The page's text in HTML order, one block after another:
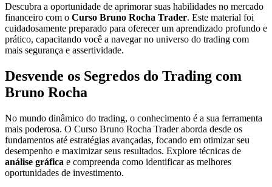
Descubra a oportunidade de aprimorar suas habilidades no mercado
financeiro com o Curso Bruno Rocha Trader. Este material foi
cuidadosamente preparado para oferecer um aprendizado profundo e
prático, capacitando você a navegar no universo do trading com
mais segurança e assertividade.
Desvende os Segredos do Trading com
Bruno Rocha
No mundo dinâmico do trading, o conhecimento é a sua ferramenta
mais poderosa. O Curso Bruno Rocha Trader aborda desde os
fundamentos até estratégias avançadas, focando em otimizar seu
desempenho e maximizar seus resultados. Explore técnicas de
análise gráfica e compreenda como identificar as melhores
oportunidades de investimento.